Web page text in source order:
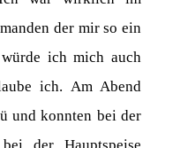
der mir so ein
ich mich auch
ich. Am Abend
und konnten bei der